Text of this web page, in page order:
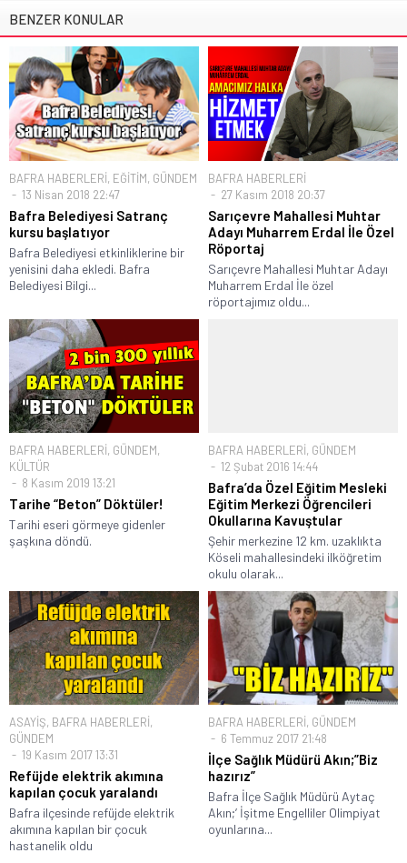
BENZER KONULAR
BAFRA HABERLERİ, EĞİTİM, GÜNDEM
13 Nisan 2018 22:47
Bafra Belediyesi Satranç
kursu başlatıyor
Bafra Belediyesi etkinliklerine bir
yenisini daha ekledi. Bafra
Belediyesi Bilgi...
BAFRA HABERLERİ
27 Kasım 2018 20:37
Sarıçevre Mahallesi Muhtar
Adayı Muharrem Erdal İle Özel
Röportaj
Sarıçevre Mahallesi Muhtar Adayı
Muharrem Erdal İle özel
röportajımız oldu...
BAFRA HABERLERİ, GÜNDEM,
KÜLTÜR
8 Kasım 2019 13:21
Tarihe “Beton” Döktüler!
Tarihi eseri görmeye gidenler
şaşkına döndü.
BAFRA HABERLERİ, GÜNDEM
12 Şubat 2016 14:44
Bafra’da Özel Eğitim Mesleki
Eğitim Merkezi Öğrencileri
Okullarına Kavuştular
Şehir merkezine 12 km. uzaklıkta
Köseli mahallesindeki ilköğretim
okulu olarak...
ASAYİŞ, BAFRA HABERLERİ,
GÜNDEM
19 Kasım 2017 13:31
Refüjde elektrik akımına
kapılan çocuk yaralandı
Bafra ilçesinde refüjde elektrik
akımına kapılan bir çocuk
hastanelik oldu
BAFRA HABERLERİ, GÜNDEM
6 Temmuz 2017 21:48
İlçe Sağlık Müdürü Akın;”Biz
hazırız”
Bafra İlçe Sağlık Müdürü Aytaç
Akın;’ İşitme Engelliler Olimpiyat
oyunlarına...